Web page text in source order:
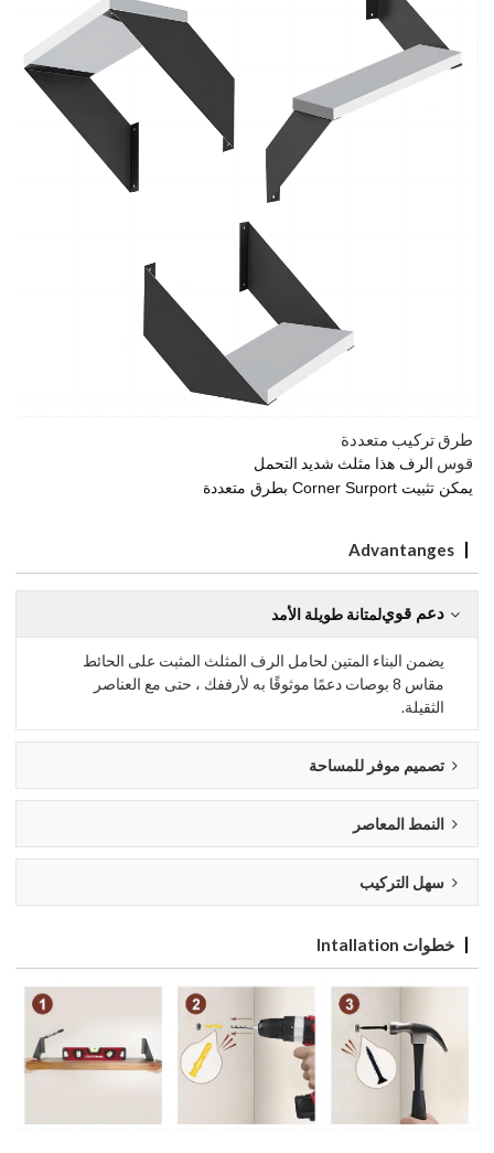
طرق تركيب متعددة
قوس الرف هذا مثلث شديد التحمل
يمكن تثبيت Corner Surport بطرق متعددة
Advantanges
دعم قويلمتانة طويلة الأمد
يضمن البناء المتين لحامل الرف المثلث المثبت على الحائط
مقاس 8 بوصات دعمًا موثوقًا به لأرففك ، حتى مع العناصر
الثقيلة.
تصميم موفر للمساحة
النمط المعاصر
سهل التركيب
خطوات Intallation